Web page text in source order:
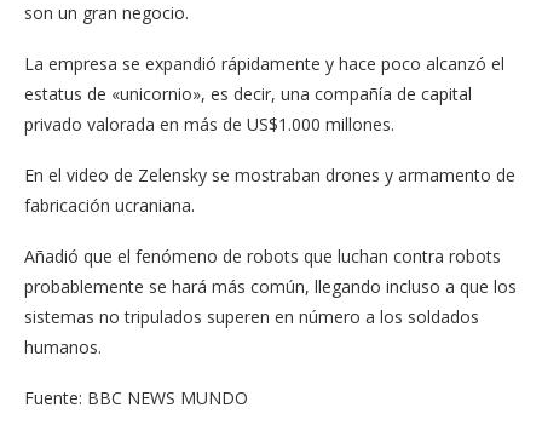
son un gran negocio.
La empresa se expandió rápidamente y hace poco alcanzó el
estatus de «unicornio», es decir, una compañía de capital
privado valorada en más de US$1.000 millones.
En el video de Zelensky se mostraban drones y armamento de
fabricación ucraniana.
Añadió que el fenómeno de robots que luchan contra robots
probablemente se hará más común, llegando incluso a que los
sistemas no tripulados superen en número a los soldados
humanos.
Fuente: BBC NEWS MUNDO